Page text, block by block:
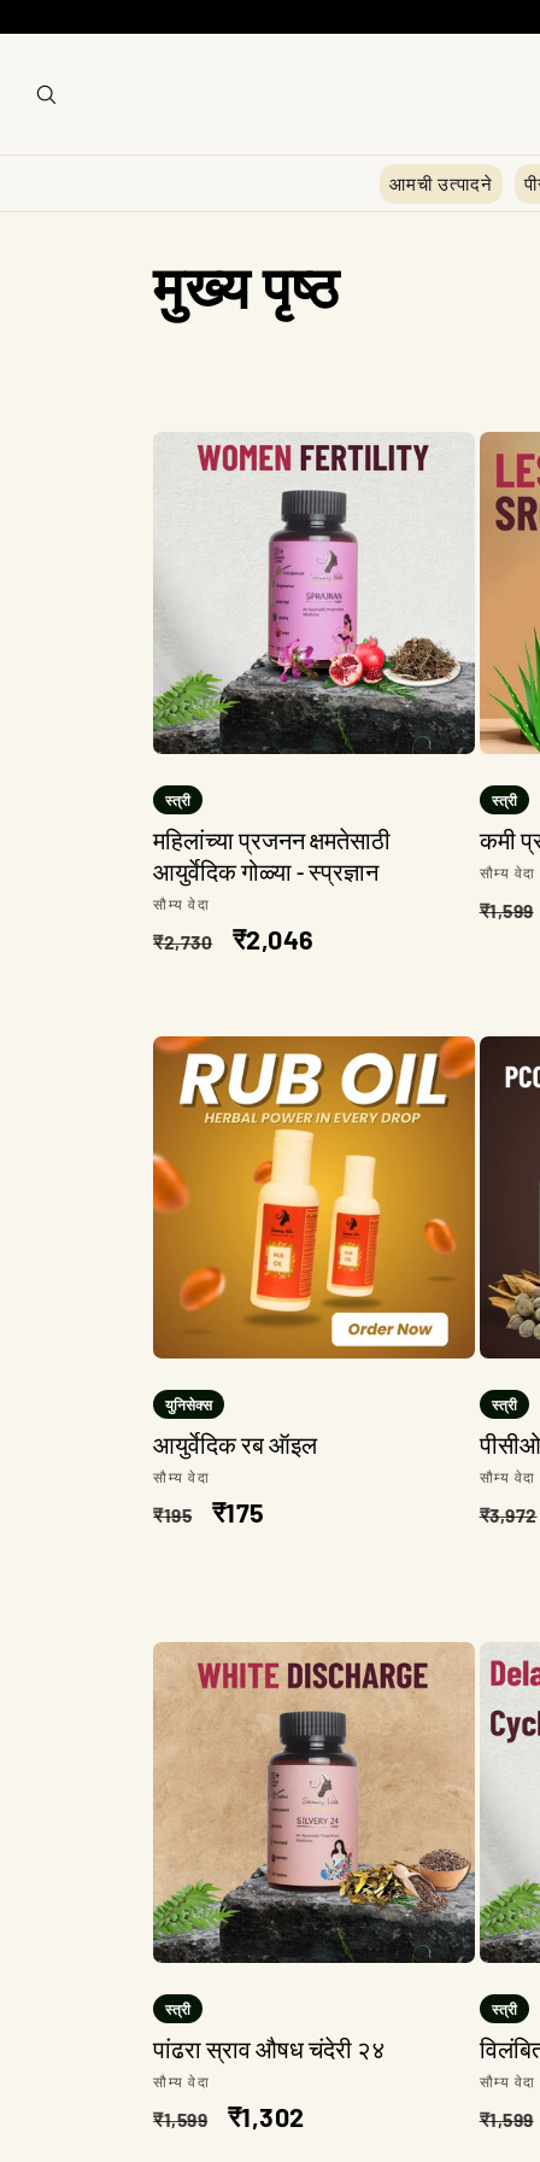
आमची उत्पादने
सं
ह
मुख्य पृष्ठ
स्त्री
महिलांच्या प्रजनन क्षमतेसाठी
आयुर्वेदिक गोळ्या - स्प्रज्ञान
विक्रेता:
सौम्य वेदा
नियमित
₹2,730
विक्री
₹2,046
स्त्री
कमी
सौम्य वेदा
₹1,599
युनिसेक्स
आयुर्वेदिक रब ऑइल
विक्रेता:
सौम्य वेदा
नियमित
₹195
विक्री
₹175
स्त्री
सौम्य वेदा
₹3,972
स्त्री
पांढरा स्राव औषध चंदेरी २४
विक्रेता:
सौम्य वेदा
नियमित
₹1,599
विक्री
₹1,302
स्त्री
सौम्य वेदा
₹1,599